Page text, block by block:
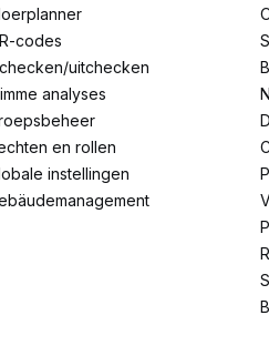
QR-codes
uitchecken
analyses
en rollen
instellingen